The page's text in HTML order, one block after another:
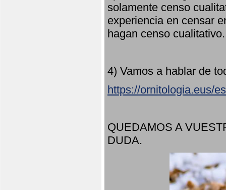
solamente censo
experiencia en censar
hagan censo
4) Vamos a hablar de
https://ornitologia.eus/
QUEDAMOS A
DUDA.